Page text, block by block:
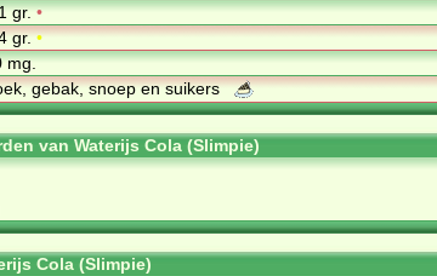
gr.•
gr.•
mg.
gebak, snoep en suikers
van Waterijs Cola (Slimpie)
Cola (Slimpie)